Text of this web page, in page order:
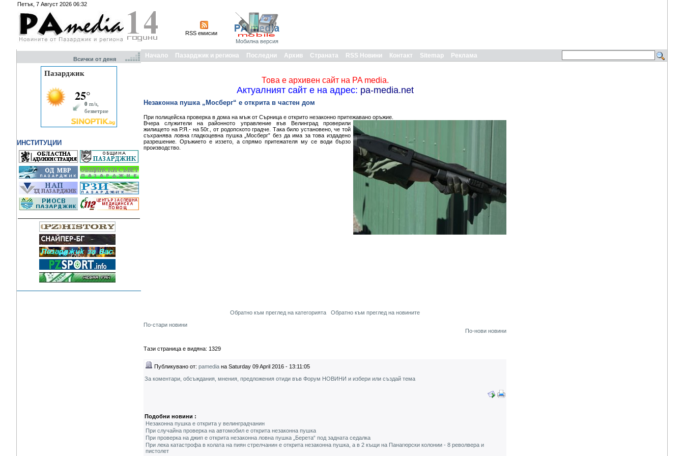
Петък, 7 Август 2026 06:32
RSS емисии
Мобилна версия
Всички от деня
ИНСТИТУЦИИ
Начало Пазарджик и региона Последни Архив Страната RSS Новини Контакт Sitemap Реклама
Това е архивен сайт на PA media.
Актуалният сайт е на адрес: pa-media.net
Незаконна пушка „Мосберг“ е открита в частен дом
При полицейска проверка в дома на мъж от Сърница е открито незаконно притежавано оръжие.
Вчера служители на районното управление във Велинград проверили
жилището на Р.Я.- на 50г., от родопското градче. Така било установено, че той
съхранява ловна гладкоцевна пушка „Мосберг” без да има за това издадено
разрешение. Оръжието е иззето, а спрямо притежателя му се води бързо
производство.
Обратно към преглед на категорията
Обратно към преглед на новините
По-стари новини
По-нови новини
Тази страница е видяна: 1329
Публикувано от: pamedia на Saturday 09 April 2016 - 13:11:05
За коментари, обсъждания, мнения, предложения отиди във Форум НОВИНИ и избери или създай тема
Подобни новини :
Незаконна пушка е открита у велинградчанин
При случайна проверка на автомобил е открита незаконна пушка
При проверка на джип е открита незаконна ловна пушка „Берета“ под задната седалка
При лека катастрофа в колата на пиян стрелчанин е открита незаконна пушка, а в 2 къщи на Панагюрски колонии - 8 револвера и
пистолет